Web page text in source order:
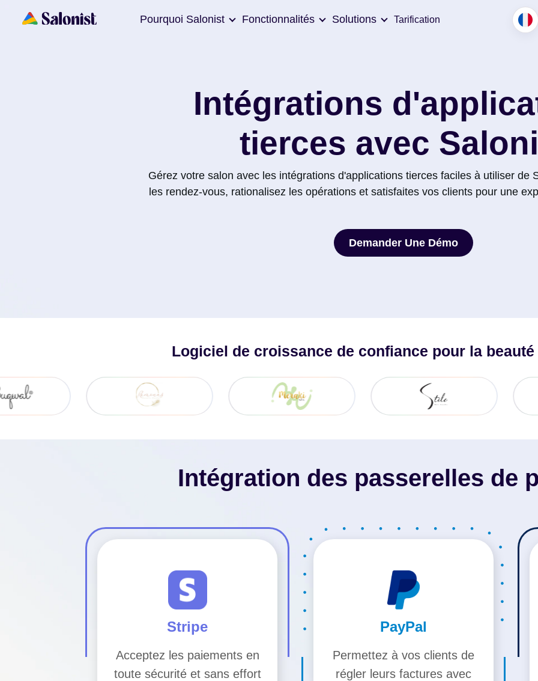
Pourquoi Salonist Fonctionnalités Solutions Tarification
Intégrations
tierces avec
Gérez votre salon avec les intégrations d'applications tierces faciles à utiliser de
les rendez-vous, rationalisez les opérations et satisfaites vos clients pour une
Demander Une Démo
Logiciel de croissance de confiance pour la
Intégration des passerelles de
Stripe
Acceptez les paiements en
toute sécurité et sans effort
PayPal
Permettez à vos clients de
régler leurs factures avec